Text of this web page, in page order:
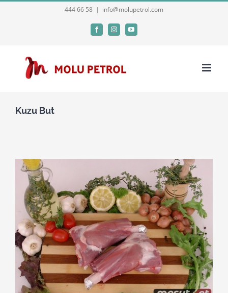
444 66 58 | info@molupetrol.com
FacebookInstagramYouTube
Kuzu But
View
Larger
Image